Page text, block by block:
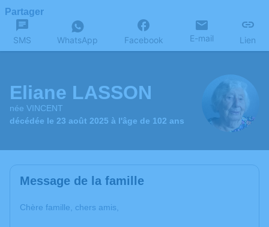
Partager
SMS WhatsApp Facebook E-mail Lien
Eliane LASSON
née VINCENT
décédée le 23 août 2025 à l'âge de 102 ans
Message de la famille
Chère famille, chers amis,